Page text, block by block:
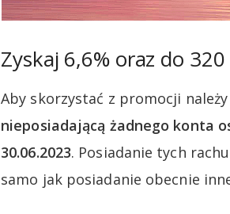
Zyskaj 6,6% oraz do
Aby skorzystać z promocji
nieposiadającą żadnego konta
30.06.2023. Posiadanie tych
samo jak posiadanie obecnie